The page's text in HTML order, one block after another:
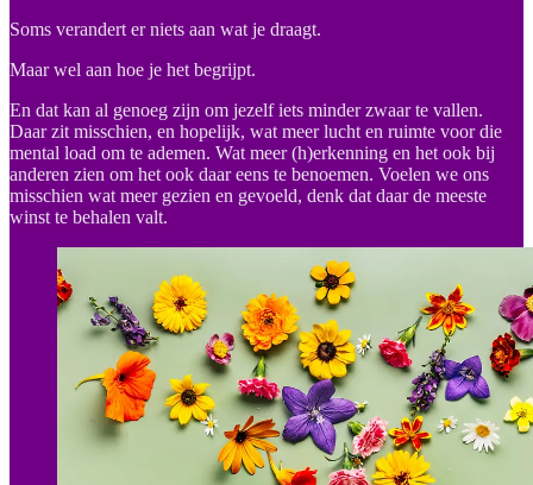
Soms verandert er niets aan wat je draagt.
Maar wel aan hoe je het begrijpt.
En dat kan al genoeg zijn om jezelf iets minder zwaar te vallen.
Daar zit misschien, en hopelijk, wat meer lucht en ruimte voor die
mental load om te ademen. Wat meer (h)erkenning en het ook bij
anderen zien om het ook daar eens te benoemen. Voelen we ons
misschien wat meer gezien en gevoeld, denk dat daar de meeste
winst te behalen valt.